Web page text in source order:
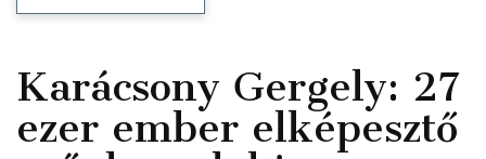
Karácsony Gergely: 27
ezer ember elképesztő